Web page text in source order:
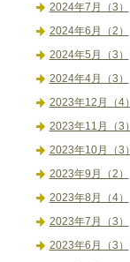
2024年7月（3）
2024年6月（2）
2024年5月（3）
2024年4月（3）
2023年12月（4）
2023年11月（3）
2023年10月（3）
2023年9月（2）
2023年8月（4）
2023年7月（3）
2023年6月（3）